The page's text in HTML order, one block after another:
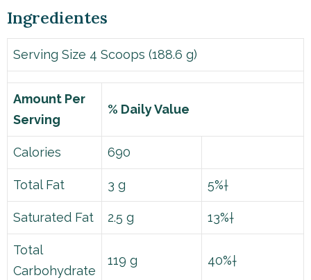
Ingredientes
Serving Size 4 Scoops (188.6 g)
Amount Per
Serving
% Daily Value
Calories 690
Total Fat 3 g 5%†
Saturated Fat 2.5 g 13%†
Total
Carbohydrate
119 g 40%†